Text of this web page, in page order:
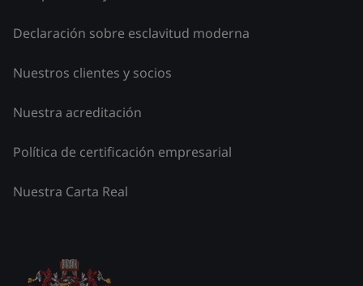
Declaración sobre esclavitud moderna
Nuestros clientes y socios
Nuestra acreditación
Política de certificación empresarial
Nuestra Carta Real